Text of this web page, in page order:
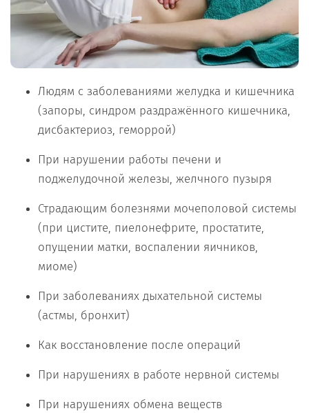
Людям с заболеваниями желудка и кишечника
(запоры, синдром раздражённого кишечника,
дисбактериоз, геморрой)
При нарушении работы печени и
поджелудочной железы, желчного пузыря
Страдающим болезнями мочеполовой системы
(при цистите, пиелонефрите, простатите,
опущении матки, воспалении яичников,
миоме)
При заболеваниях дыхательной системы
(астмы, бронхит)
Как восстановление после операций
При нарушениях в работе нервной системы
При нарушениях обмена веществ